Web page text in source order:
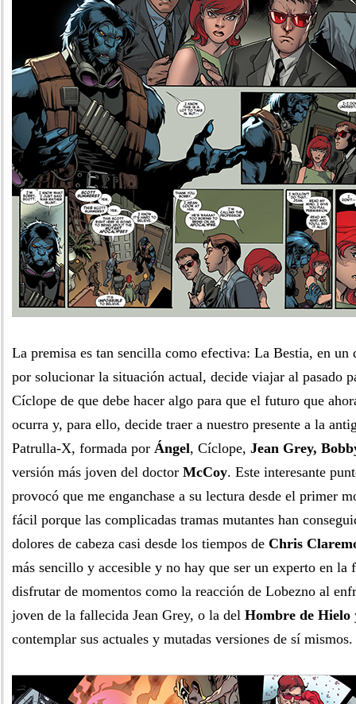
La premisa es tan sencilla como efectiva: La Bestia, en un
por solucionar la situación actual, decide viajar al pasado
Cíclope de que debe hacer algo para que el futuro que
ocurra y, para ello, decide traer a nuestro presente a la
Patrulla-X, formada por Ángel, Cíclope, Jean Grey,
versión más joven del doctor McCoy. Este interesante
provocó que me enganchase a su lectura desde el primer
fácil porque las complicadas tramas mutantes han
dolores de cabeza casi desde los tiempos de Chris
más sencillo y accesible y no hay que ser un experto en la
disfrutar de momentos como la reacción de Lobezno al
joven de la fallecida Jean Grey, o la del Hombre de Hielo
contemplar sus actuales y mutadas versiones de sí mismos.